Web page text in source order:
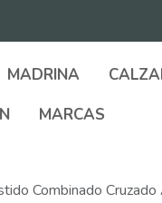
MADRINA
MARCAS
Combinado Cruzado